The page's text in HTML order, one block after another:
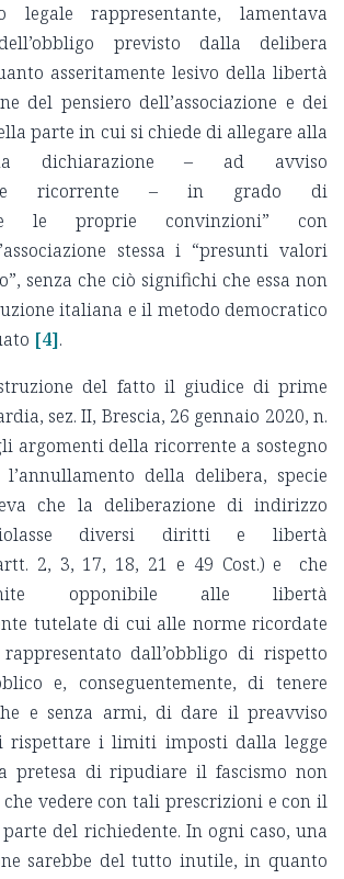
rappresentante, lamentava
previsto dalla delibera
asseritamente lesivo della libertà
del pensiero dell’associazione e dei
parte in cui si chiede di allegare alla
dichiarazione – ad avviso
ricorrente – in grado di
le proprie convinzioni” con
stessa i “presunti valori
senza che ciò significhi che essa non
italiana e il metodo democratico
[4].
del fatto il giudice di prime
sez. II, Brescia, 26 gennaio 2020, n.
argomenti della ricorrente a sostegno
della delibera, specie
che la deliberazione di indirizzo
diversi diritti e libertà
2, 3, 17, 18, 21 e 49 Cost.) e che
opponibile alle libertà
tutelate di cui alle norme ricordate
dall’obbligo di rispetto
e, conseguentemente, di tenere
e senza armi, di dare il preavviso
rispettare i limiti imposti dalla legge
pretesa di ripudiare il fascismo non
vedere con tali prescrizioni e con il
del richiedente. In ogni caso, una
sarebbe del tutto inutile, in quanto